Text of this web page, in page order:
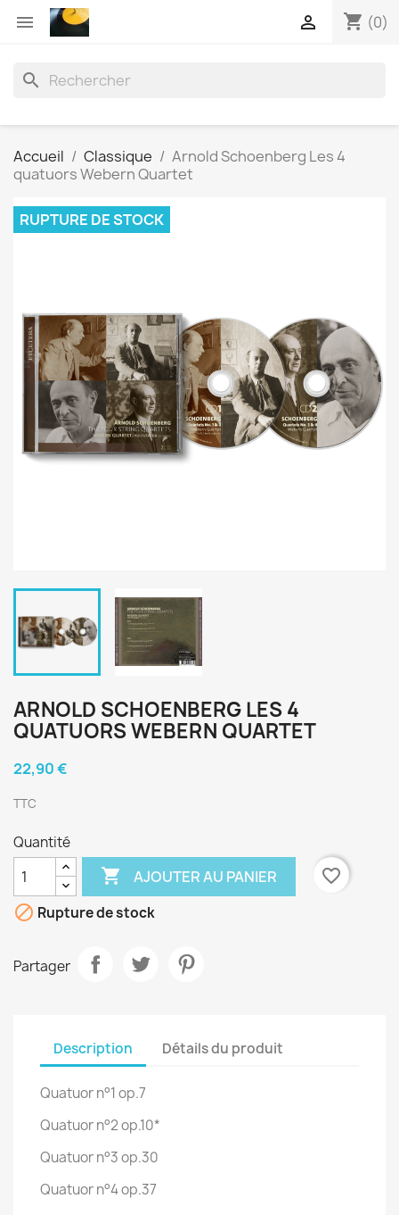
 shopping_cart (0)

search
Accueil Classique
Arnold Schoenberg Les 4
quatuors Webern Quartet
RUPTURE DE STOCK
ARNOLD SCHOENBERG LES 4
QUATUORS WEBERN QUARTET
22,90 €
TTC
Quantité
 AJOUTER AU PANIER
favorite_border
 Rupture de stock
Partager
Description Détails du produit
Quatuor n°1 op.7
Quatuor n°2 op.10*
Quatuor n°3 op.30
Quatuor n°4 op.37